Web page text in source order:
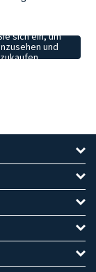
sich ein, um
und